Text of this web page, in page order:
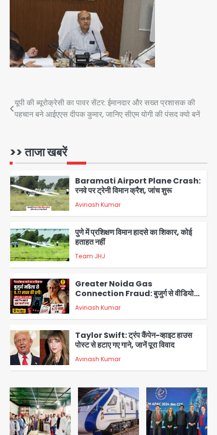
Post
navigation
यूपी की ब्यूरोक्रेसी का पावर सेंटर: ईमानदार और सख्त प्रशासक की
पहचान बने आईएएस दीपक कुमार, जानिए सीएम योगी की पंसद क्यो बनें
>> ताजा खबरें
4
Greater Noida Gas
Connection Fraud: बुजुर्ग से वीडियो
कॉल पर 9.77 लाख की साइबर फ्रॉड
Avinash Kumar
5
Avinash Kumar
1
2
Baramati Airport Plane Crash:
रनवे पर ट्रेनी विमान क्रैश, जांच शुरू
Avinash Kumar
3
पुणे में प्रशिक्षण विमान हादसे का शिकार, कोई
हताहत नहीं
Team JHJ
4
Greater Noida Gas
Connection Fraud: बुजुर्ग से वीडियो
कॉल पर 9.77 लाख की साइबर फ्रॉड
Avinash Kumar
5
Taylor Swift: ट्रंप कैंपेन-व्हाइट हाउस
पोस्ट से हटाए गए गाने, जानें पूरा विवाद
Avinash Kumar
1
Air India Phuket Delhi flight:
कैप्टन का डोप टेस्ट पॉजिटिव, 17 घायल;
DGCA जांच जारी
Avinash Kumar